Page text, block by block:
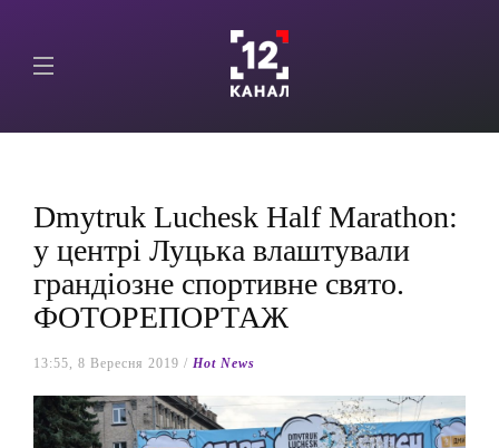
Dmytruk Luchesk Half Marathon:
у центрі Луцька влаштували
грандіозне спортивне свято.
ФОТОРЕПОРТАЖ
13:55, 8 Вересня 2019 / Hot News